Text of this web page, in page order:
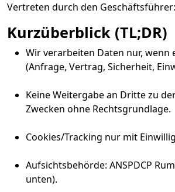
Vertreten durch den
Kurzüberblick (TL;DR)
Wir verarbeiten Daten nur, wenn
(Anfrage, Vertrag, Sicherheit,
Keine Weitergabe an Dritte zu
Zwecken ohne Rechtsgrundlage.
Cookies/Tracking nur mit
Aufsichtsbehörde: ANSPDCP
unten).